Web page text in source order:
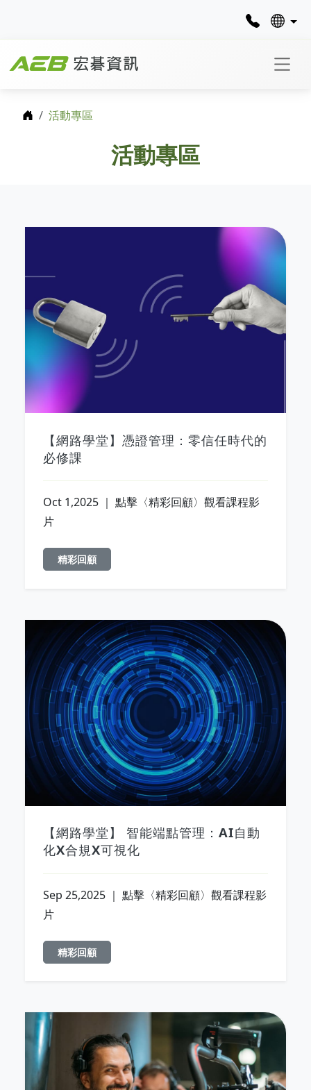
首頁活動專區
活動專區
【網路學堂】憑證管理：零信任時代的
必修課
Oct 1,2025 ｜ 點擊〈精彩回顧〉觀看課程影
片
精彩回顧
【網路學堂】 智能端點管理：AI自動
化X合規X可視化
Sep 25,2025 ｜ 點擊〈精彩回顧〉觀看課程影
片
精彩回顧